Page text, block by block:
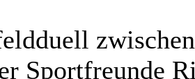
Sportfreunde